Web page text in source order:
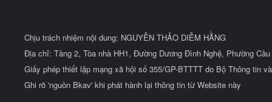
Chịu trách nhiệm nội dung: NGUYỄN THẢO DIỄM HẰNG
Địa chỉ: Tầng 2, Tòa nhà HH1, Đường Dương Đình Nghệ, Phường
Giấy phép thiết lập mạng xã hội số 355/GP-BTTTT do Bộ Thông tin
Ghi rõ 'nguồn Bkav' khi phát hành lại thông tin từ Website này